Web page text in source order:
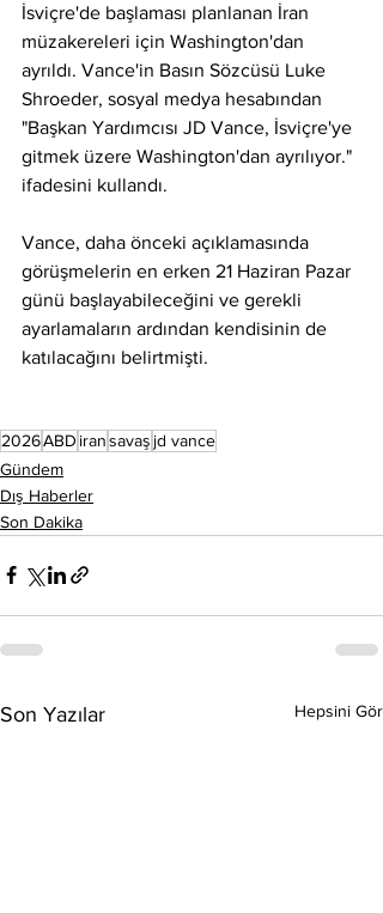
İsviçre'de başlaması planlanan İran
müzakereleri için Washington'dan
ayrıldı. Vance'in Basın Sözcüsü Luke
Shroeder, sosyal medya hesabından
"Başkan Yardımcısı JD Vance, İsviçre'ye
gitmek üzere Washington'dan ayrılıyor."
ifadesini kullandı.
Vance, daha önceki açıklamasında
görüşmelerin en erken 21 Haziran Pazar
günü başlayabileceğini ve gerekli
ayarlamaların ardından kendisinin de
katılacağını belirtmişti.
2026ABD iransavaş jd vance
Gündem
Dış Haberler
Son Dakika
Son Yazılar Hepsini Gör